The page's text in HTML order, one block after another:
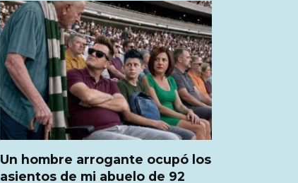
Un hombre arrogante ocupó los
asientos de mi abuelo de 92